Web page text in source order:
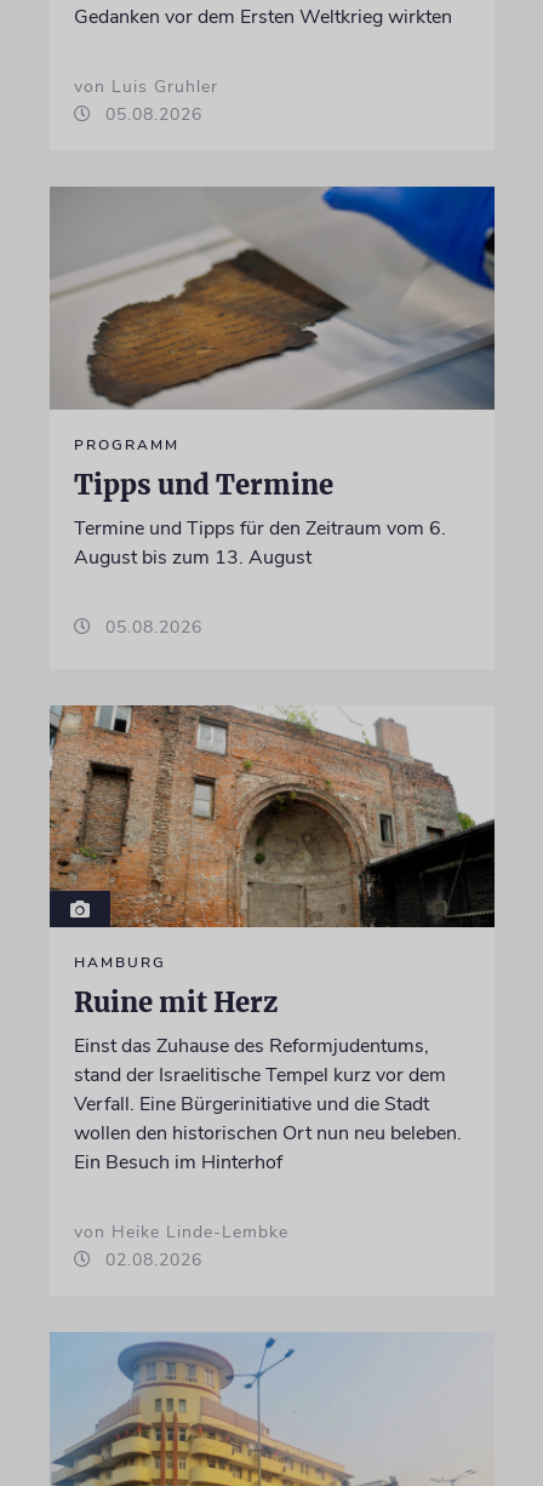
Gedanken vor dem Ersten Weltkrieg wirkten
von Luis Gruhler
05.08.2026
PROGRAMM
Tipps und Termine
Termine und Tipps für den Zeitraum vom 6.
August bis zum 13. August
05.08.2026
HAMBURG
Ruine mit Herz
Einst das Zuhause des Reformjudentums,
stand der Israelitische Tempel kurz vor dem
Verfall. Eine Bürgerinitiative und die Stadt
wollen den historischen Ort nun neu beleben.
Ein Besuch im Hinterhof
von Heike Linde-Lembke
02.08.2026